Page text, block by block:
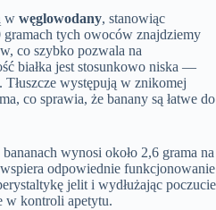
w węglowodany, stanowiąc
tych owoców znajdziemy
co szybko pozwala na
białka jest stosunkowo niska —
Tłuszcze występują w znikomej
co sprawia, że banany są łatwe do
wynosi około 2,6 grama na
odpowiednie funkcjonowanie
jelit i wydłużając poczucie
w kontroli apetytu.